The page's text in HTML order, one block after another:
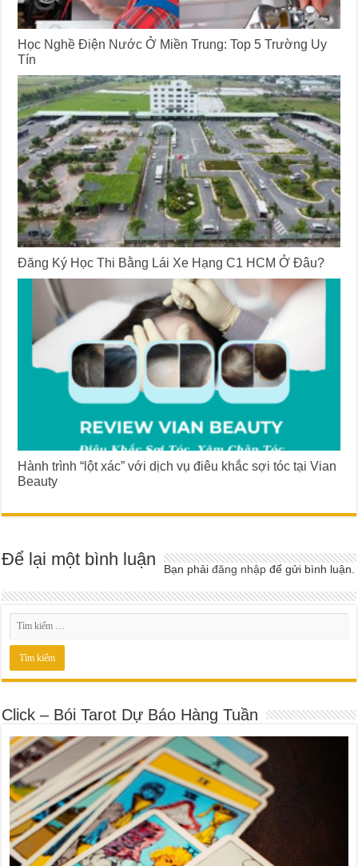
Học Nghề Điện Nước Ở Miền Trung: Top 5 Trường Uy
Tín
Đăng Ký Học Thi Bằng Lái Xe Hạng C1 HCM Ở Đâu?
Hành trình “lột xác” với dịch vụ điêu khắc sợi tóc tại Vian
Beauty
Để lại một bình luận Bạn phảiđăng nhập để gửi bình luận.
Click – Bói Tarot Dự Báo Hàng Tuần